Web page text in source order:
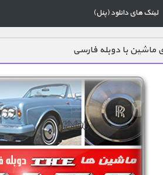
لینک های دانلود (پنل)
ماشین با دوبله فارسی